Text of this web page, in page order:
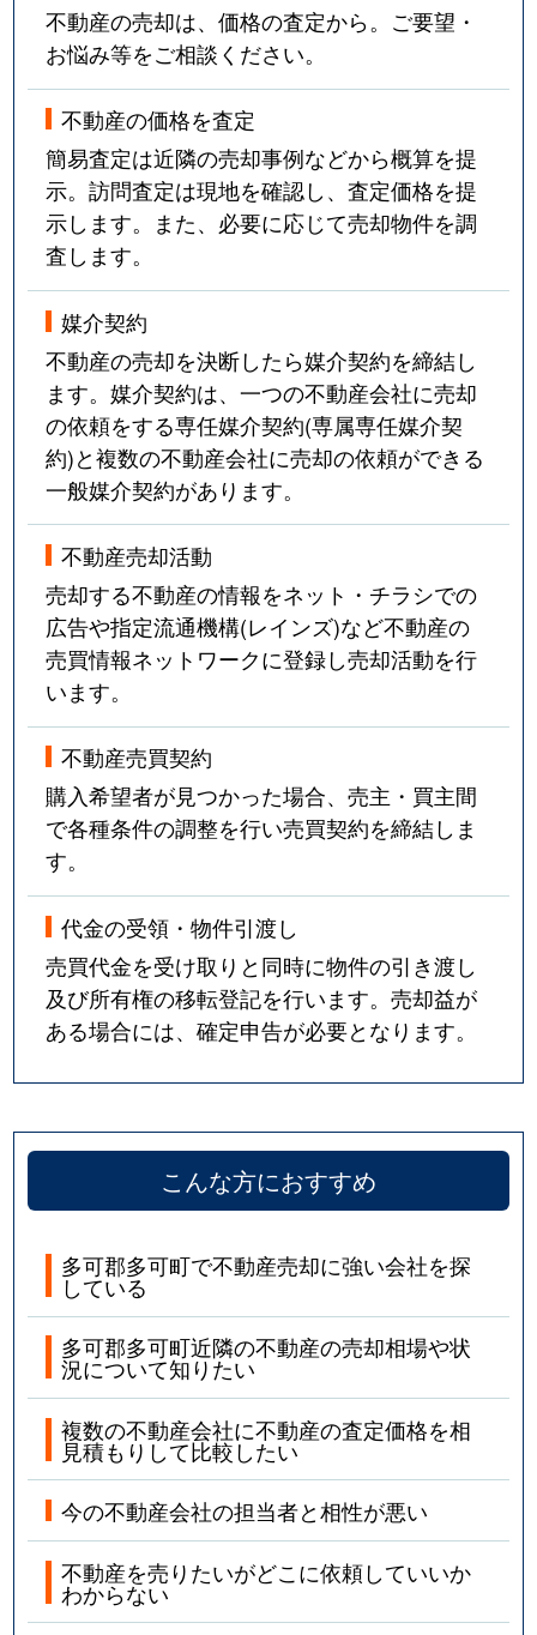
不動産の売却は、価格の査定から。ご要望・
お悩み等をご相談ください。
不動産の価格を査定
簡易査定は近隣の売却事例などから概算を提
示。訪問査定は現地を確認し、査定価格を提
示します。また、必要に応じて売却物件を調
査します。
媒介契約
不動産の売却を決断したら媒介契約を締結し
ます。媒介契約は、一つの不動産会社に売却
の依頼をする専任媒介契約(専属専任媒介契
約)と複数の不動産会社に売却の依頼ができる
一般媒介契約があります。
不動産売却活動
売却する不動産の情報をネット・チラシでの
広告や指定流通機構(レインズ)など不動産の
売買情報ネットワークに登録し売却活動を行
います。
不動産売買契約
購入希望者が見つかった場合、売主・買主間
で各種条件の調整を行い売買契約を締結しま
す。
代金の受領・物件引渡し
売買代金を受け取りと同時に物件の引き渡し
及び所有権の移転登記を行います。売却益が
ある場合には、確定申告が必要となります。
こんな方におすすめ
多可郡多可町で不動産売却に強い会社を探
している
多可郡多可町近隣の不動産の売却相場や状
況について知りたい
複数の不動産会社に不動産の査定価格を相
見積もりして比較したい
今の不動産会社の担当者と相性が悪い
不動産を売りたいがどこに依頼していいか
わからない